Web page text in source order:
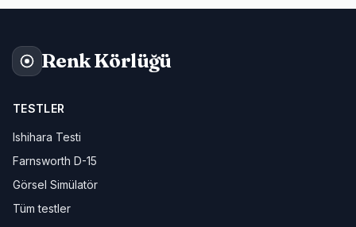
Renk Körlüğü
TESTLER
Ishihara Testi
Farnsworth D-15
Görsel Simülatör
Tüm testler